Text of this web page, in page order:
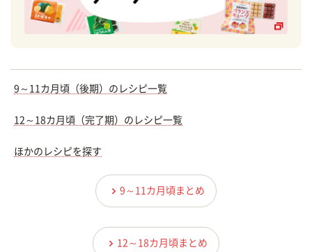
9～11カ月頃（後期）のレシピ一覧
12～18カ月頃（完了期）のレシピ一覧
ほかのレシピを探す
9～11カ月頃まとめ
12～18カ月頃まとめ